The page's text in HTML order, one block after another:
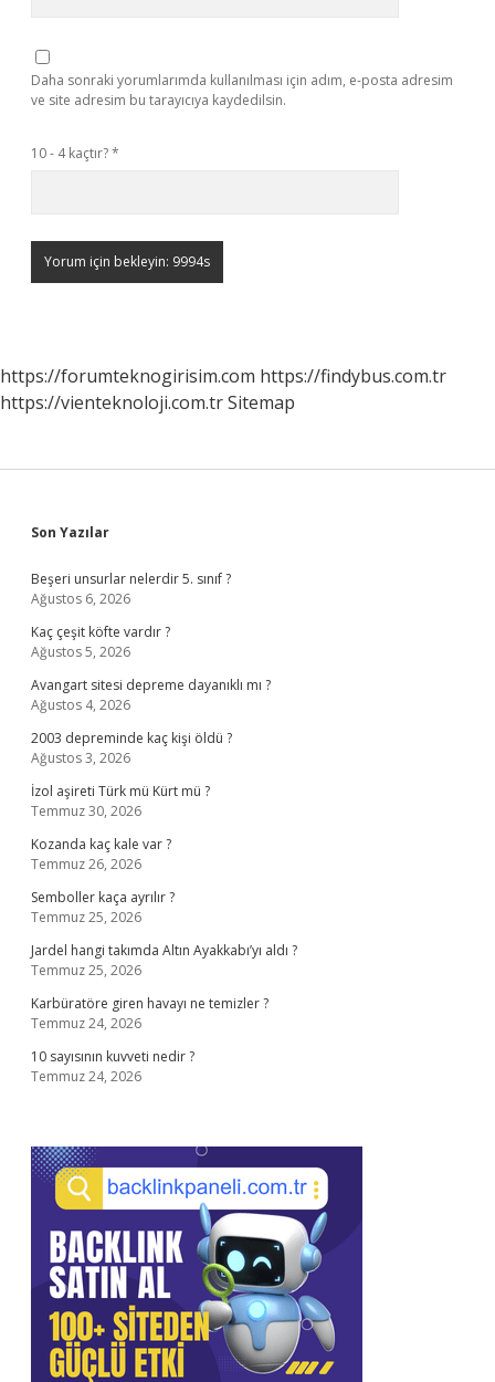
Daha sonraki yorumlarımda kullanılması için adım, e-posta adresim
ve site adresim bu tarayıcıya kaydedilsin.
10 - 4 kaçtır?*
https://forumteknogirisim.com https://findybus.com.tr
https://vienteknoloji.com.trSitemap
Sidebar
Son Yazılar
Beşeri unsurlar nelerdir 5. sınıf ?
Ağustos 6, 2026
Kaç çeşit köfte vardır ?
Ağustos 5, 2026
Avangart sitesi depreme dayanıklı mı ?
Ağustos 4, 2026
2003 depreminde kaç kişi öldü ?
Ağustos 3, 2026
İzol aşireti Türk mü Kürt mü ?
Temmuz 30, 2026
Kozanda kaç kale var ?
Temmuz 26, 2026
Semboller kaça ayrılır ?
Temmuz 25, 2026
Jardel hangi takımda Altın Ayakkabı’yı aldı ?
Temmuz 25, 2026
Karbüratöre giren havayı ne temizler ?
Temmuz 24, 2026
10 sayısının kuvveti nedir ?
Temmuz 24, 2026